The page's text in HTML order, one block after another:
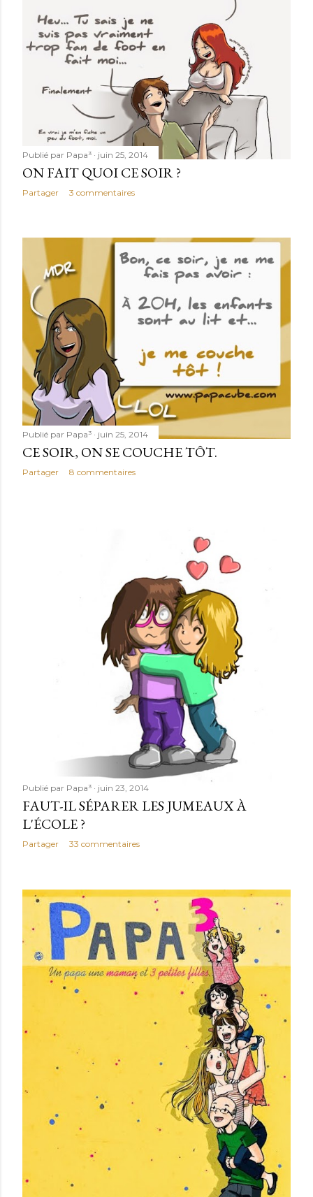
Publié par Papa³ juin 25, 2014
ON FAIT QUOI CE SOIR ?
Partager 3 commentaires
Publié par Papa³ juin 25, 2014
CE SOIR, ON SE COUCHE TÔT.
Partager 8 commentaires
Publié par Papa³ juin 23, 2014
FAUT-IL SÉPARER LES JUMEAUX À
L'ÉCOLE ?
Partager 33 commentaires